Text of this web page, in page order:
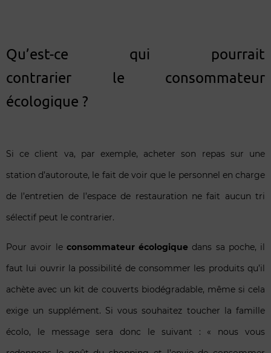
Qu’est-ce qui pourrait
contrarier le consommateur
écologique ?
Si ce client va, par exemple, acheter son repas sur une
station d’autoroute, le fait de voir que le personnel en charge
de l’entretien de l’espace de restauration ne fait aucun tri
sélectif peut le contrarier.
Pour avoir le consommateur écologique dans sa poche, il
faut lui ouvrir la possibilité de consommer les produits qu’il
achète avec un kit de couverts biodégradable, même si cela
exige un supplément. Si vous souhaitez toucher la famille
écolo, le message sera donc le suivant : « nous vous